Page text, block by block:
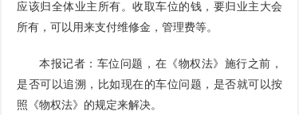
应该归全体业主所有。收取车位的钱，要归业主大会
所有，可以用来支付维修金，管理费等。
本报记者：车位问题，在《物权法》施行之前，
是否可以追溯，比如现在的车位问题，是否就可以按
照《物权法》的规定来解决。